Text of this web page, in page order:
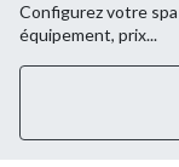
Configurez votre
équipement, prix...